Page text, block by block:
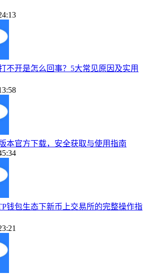
不开是怎么回事？5大常见原因及实用
本官方下载，安全获取与使用指南
钱包生态下新币上交易所的完整操作指